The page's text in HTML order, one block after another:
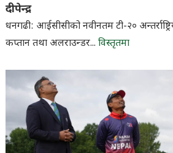
दीपेन्द्र
धनगढी: आईसीसीको नवीनतम टी-२०
कप्तान तथा अलराउन्डर... विस्तृतमा